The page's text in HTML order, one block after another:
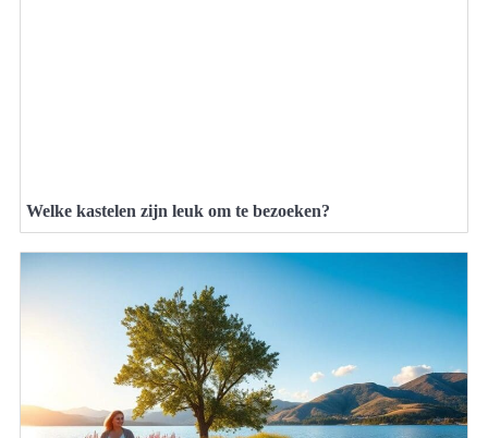
Welke kastelen zijn leuk om te bezoeken?